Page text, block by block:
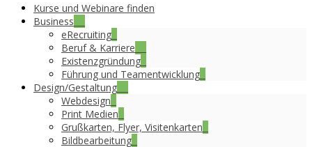
Kurse und Webinare finden
Business
eRecruiting
Beruf & Karriere
Existenzgründung
Führung und Teamentwicklung
Design/Gestaltung
Webdesign
Print Medien
Grußkarten, Flyer, Visitenkarten
Bildbearbeitung